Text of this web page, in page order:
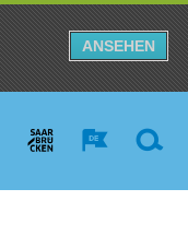
ANSEHEN